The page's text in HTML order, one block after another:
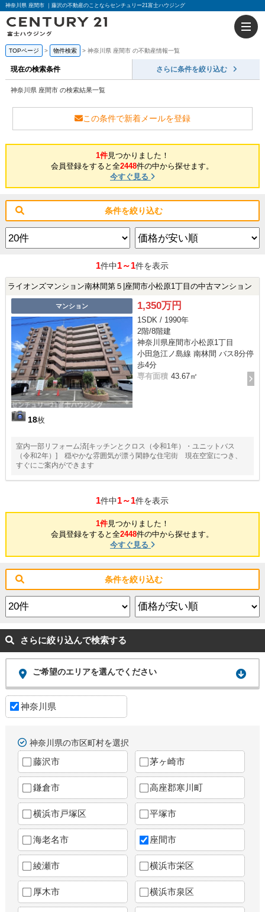
神奈川県 座間市 ｜藤沢の不動産のことならセンチュリー21富士ハウジング
TOPページ 物件検索 神奈川県 座間市 の不動産情報一覧
現在の検索条件 さらに条件を絞り込む
神奈川県 座間市 の検索結果一覧
この条件で新着メールを登録
1件見つかりました！
会員登録をすると全2448件の中から探せます。
今すぐ見る
条件を絞り込む
1件中1～1件を表示
ライオンズマンション南林間第５|座間市小松原1丁目の中古マンション
マンション
18枚
1,350万円
1SDK / 1990年
2階/8階建
神奈川県座間市小松原1丁目
小田急江ノ島線 南林間 バス8分停
歩4分
専有面積 43.67㎡
室内一部リフォーム済[キッチンとクロス（令和1年）・ユニットバス
（令和2年）] 穏やかな雰囲気が漂う閑静な住宅街 現在空室につき、
すぐにご案内ができます
1件中1～1件を表示
1件見つかりました！
会員登録をすると全2448件の中から探せます。
今すぐ見る
条件を絞り込む
さらに絞り込んで検索する
ご希望のエリアを選んでください
神奈川県
神奈川県の市区町村を選択
藤沢市 茅ヶ崎市
鎌倉市 高座郡寒川町
横浜市戸塚区 平塚市
海老名市 座間市
綾瀬市 横浜市栄区
厚木市 横浜市泉区